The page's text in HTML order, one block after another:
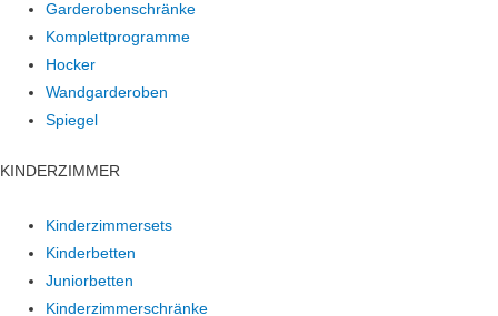
Garderobenschränke
Komplettprogramme
Hocker
Wandgarderoben
Spiegel
KINDERZIMMER
Kinderzimmersets
Kinderbetten
Juniorbetten
Kinderzimmerschränke